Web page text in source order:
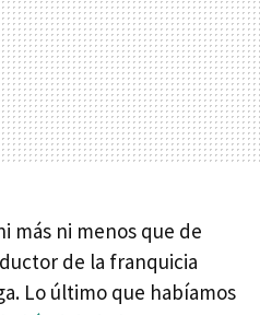
más ni menos que de
de la franquicia
Lo último que habíamos